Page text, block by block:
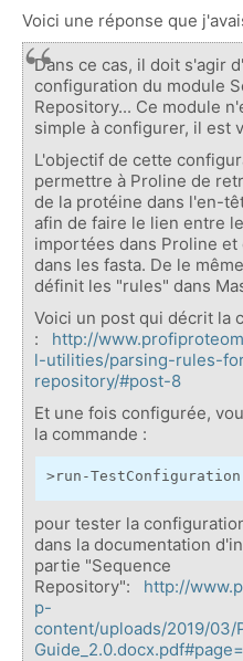
Voici une réponse que
Dans ce cas, il doit s'agir
configuration du module
Repository... Ce module
simple à configurer, il est
L'objectif de cette
permettre à Proline de
de la protéine dans l'en-
afin de faire le lien entre
importées dans Proline
dans les fasta. De le
définit les "rules" dans
Voici un post qui décrit la
:
http://
l-utilities/parsing-rules-
repository/#post-8
Et une fois configurée,
la commande :
>run-
pour tester la
dans la documentation
partie "Sequence
Repository":
http://
p-
content/uploads/2019/03/